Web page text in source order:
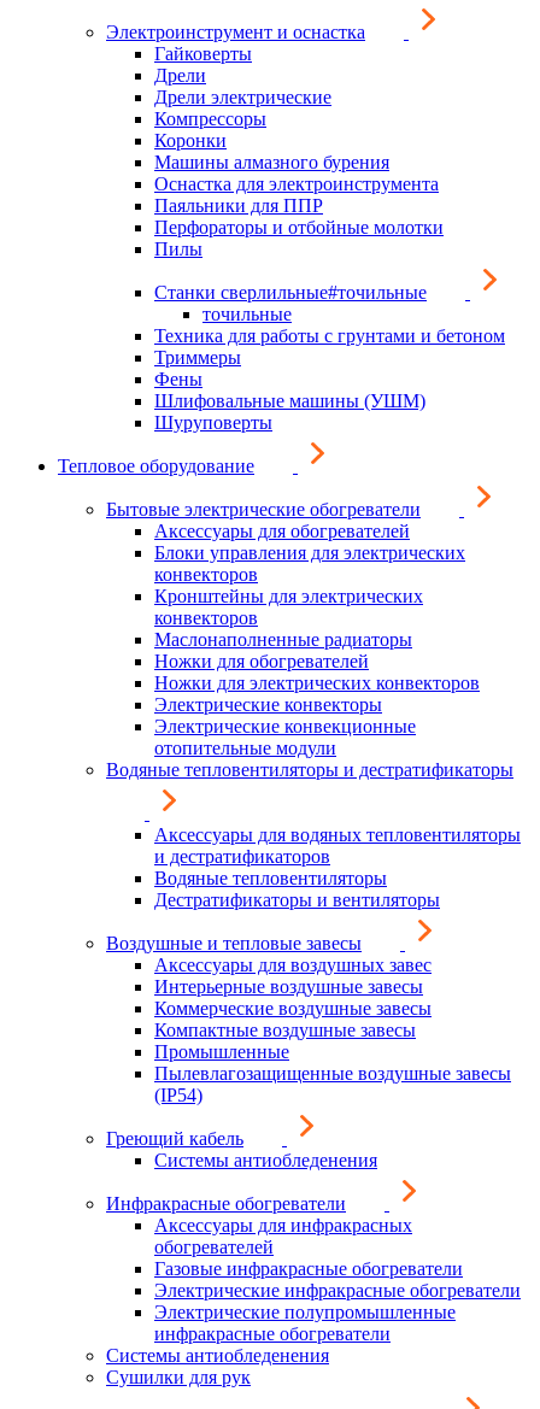
Электроинструмент и оснастка
Гайковерты
Дрели
Дрели электрические
Компрессоры
Коронки
Машины алмазного бурения
Оснастка для электроинструмента
Паяльники для ППР
Перфораторы и отбойные молотки
Пилы
Станки сверлильные#точильные
точильные
Техника для работы с грунтами и бетоном
Триммеры
Фены
Шлифовальные машины (УШМ)
Шуруповерты
Тепловое оборудование
Бытовые электрические обогреватели
Аксессуары для обогревателей
Блоки управления для электрических
конвекторов
Кронштейны для электрических
конвекторов
Маслонаполненные радиаторы
Ножки для обогревателей
Ножки для электрических конвекторов
Электрические конвекторы
Электрические конвекционные
отопительные модули
Водяные тепловентиляторы и дестратификаторы
Аксессуары для водяных тепловентиляторы
и дестратификаторов
Водяные тепловентиляторы
Дестратификаторы и вентиляторы
Воздушные и тепловые завесы
Аксессуары для воздушных завес
Интерьерные воздушные завесы
Коммерческие воздушные завесы
Компактные воздушные завесы
Промышленные
Пылевлагозащищенные воздушные завесы
(IP54)
Греющий кабель
Системы антиобледенения
Инфракрасные обогреватели
Аксессуары для инфракрасных
обогревателей
Газовые инфракрасные обогреватели
Электрические инфракрасные обогреватели
Электрические полупромышленные
инфракрасные обогреватели
Системы антиобледенения
Сушилки для рук